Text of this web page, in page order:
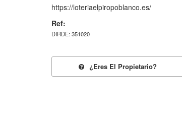
https://loteriaelpiropoblanco.es/
Ref:
DIRDE: 351020
¿eres El Propietario?